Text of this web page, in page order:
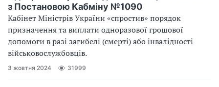
з Постановою Кабміну №1090
Кабінет Міністрів України «спростив» порядок
призначення та виплати одноразової грошової
допомоги в разі загибелі (смерті) або інвалідності
військовослужбовців.
3 жовтня 2024 31999